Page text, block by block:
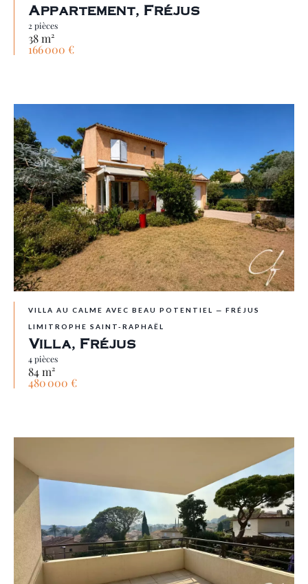
Appartement, Fréjus
2 pièces
38 m²
166 000 €
VILLA AU CALME AVEC BEAU POTENTIEL — FRÉJUS
LIMITROPHE SAINT-RAPHAËL
Villa, Fréjus
4 pièces
84 m²
480 000 €